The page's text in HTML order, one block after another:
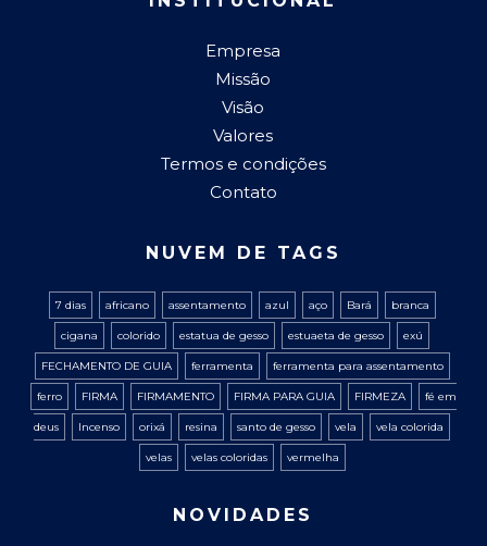
Empresa
Missão
Visão
Valores
Termos e condições
Contato
NUVEM DE TAGS
7 dias africano assentamento azul aço Bará branca
cigana colorido estatua de gesso estuaeta de gesso exú
FECHAMENTO DE GUIA ferramenta ferramenta para assentamento
ferro FIRMA FIRMAMENTO FIRMA PARA GUIA FIRMEZA fé em
deus Incenso orixá resina santo de gesso vela vela colorida
velas velas coloridas vermelha
NOVIDADES